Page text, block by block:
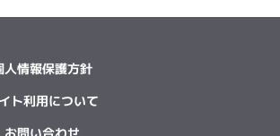
人情報保護方針
ト利用について
お問い合わせ